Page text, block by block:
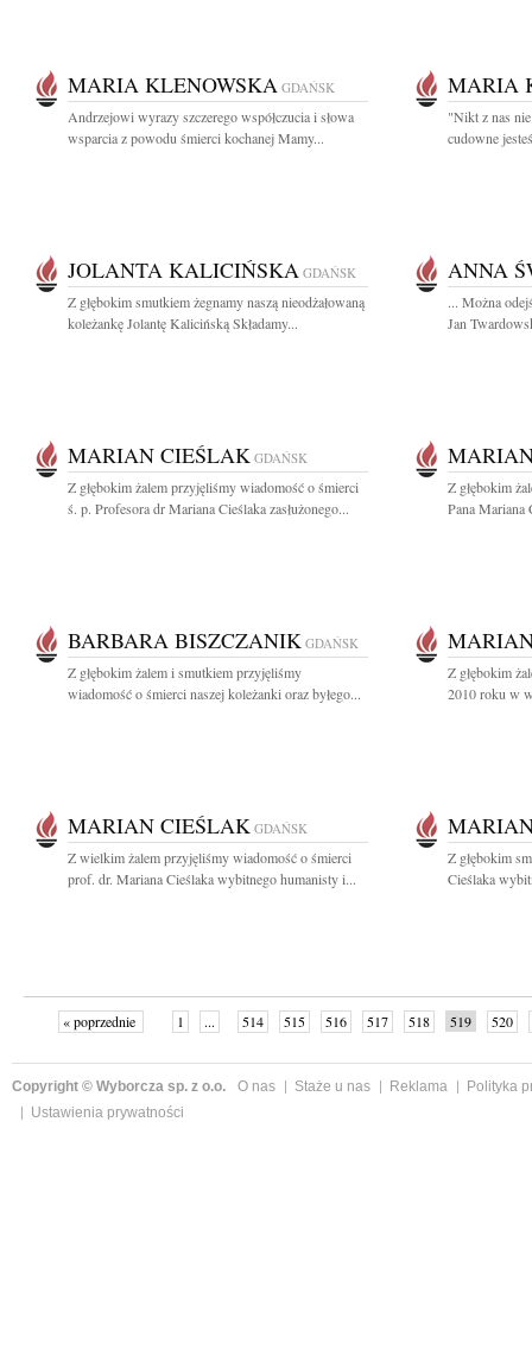
MARIA KLENOWSKA GDAŃSK
Andrzejowi wyrazy szczerego współczucia i słowa
wsparcia z powodu śmierci kochanej Mamy...
MARIA
"Nikt z nas
cudowne
JOLANTA KALICIŃSKA GDAŃSK
Z głębokim smutkiem żegnamy naszą nieodżałowaną
koleżankę Jolantę Kalicińską Składamy...
ANNA
... Można
Jan
MARIAN CIEŚLAK GDAŃSK
Z głębokim żalem przyjęliśmy wiadomość o śmierci
ś. p. Profesora dr Mariana Cieślaka zasłużonego...
Z głębokim
Pana Mariana
BARBARA BISZCZANIK GDAŃSK
Z głębokim żalem i smutkiem przyjęliśmy
wiadomość o śmierci naszej koleżanki oraz byłego...
Z głębokim
2010 roku w
MARIAN CIEŚLAK GDAŃSK
Z wielkim żalem przyjęliśmy wiadomość o śmierci
prof. dr. Mariana Cieślaka wybitnego humanisty i...
Z głębokim
Cieślaka
« poprzednie 1 ... 514 515 516 517 518 519
520
Copyright © Wyborcza sp. z o.o. O nas Staże u nas Reklama
Polityka
Ustawienia prywatności